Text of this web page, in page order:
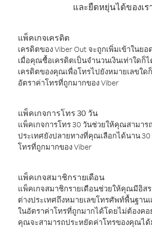
และยืดหยุ่นได้ของเร
แพ็คเกจเครดิต
เครดิตของ Viber Out จะถูกเพิ่มเข้าในย
เมื่อคุณซื้อเครดิตเป็นจำนวนเงินเท่าใดก็
เครดิตของคุณเพื่อโทรไปยังหมายเลขใด
อัตราค่าโทรที่ถูกมากของ Viber
แพ็คเกจการโทร 30 วัน
แพ็คเกจการโทร 30 วันช่วยให้คุณสามาร
ประเทศยังปลายทางที่คุณเลือกได้นาน 30
โทรที่ถูกมากของ Viber
แพ็คเกจสมาชิกรายเดือน
แพ็คเกจสมาชิกรายเดือนช่วยให้คุณมีอิสร
ต่างประเทศถึงหมายเลขโทรศัพท์พื้นฐา
ในอัตราค่าโทรที่ถูกมากได้โดยไม่ต้องค
คุณจะสามารถประหยัดค่าโทรของคุณได้